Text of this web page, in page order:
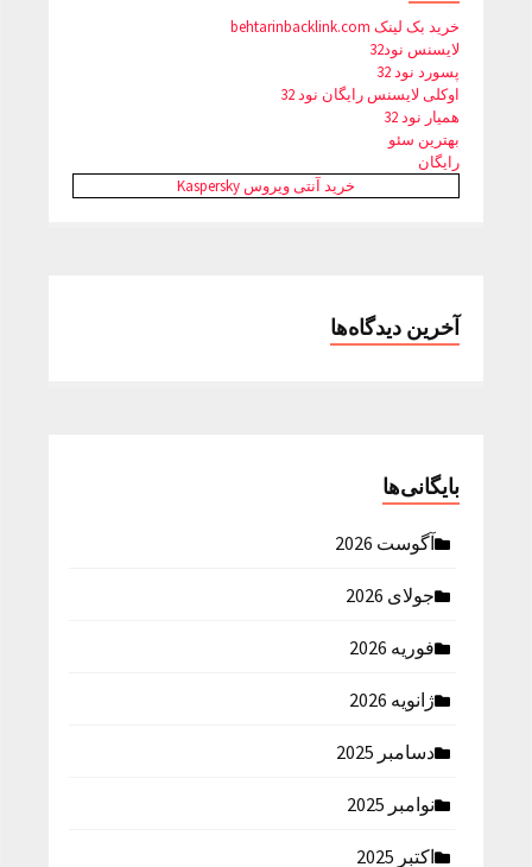
خرید بک لینک behtarinbacklink.com
لایسنس نود32
پسورد نود 32
اوکلی لایسنس رایگان نود 32
همیار نود 32
بهترین سئو
رایگان
خرید آنتی ویروس Kaspersky
آخرین دیدگاه‌ها
بایگانی‌ها
آگوست 2026
جولای 2026
فوریه 2026
ژانویه 2026
دسامبر 2025
نوامبر 2025
اکتبر 2025